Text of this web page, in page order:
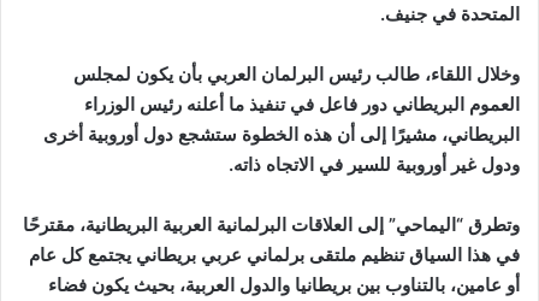
المتحدة في جنيف.
وخلال اللقاء، طالب رئيس البرلمان العربي بأن يكون لمجلس
العموم البريطاني دور فاعل في تنفيذ ما أعلنه رئيس الوزراء
البريطاني، مشيرًا إلى أن هذه الخطوة ستشجع دول أوروبية أخرى
ودول غير أوروبية للسير في الاتجاه ذاته.
وتطرق “اليماحي” إلى العلاقات البرلمانية العربية البريطانية، مقترحًا
في هذا السياق تنظيم ملتقى برلماني عربي بريطاني يجتمع كل عام
أو عامين، بالتناوب بين بريطانيا والدول العربية، بحيث يكون فضاء